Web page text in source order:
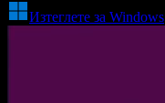
Изтеглете за Windows